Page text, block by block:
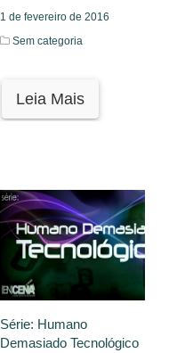
1 de fevereiro de 2016
Sem categoria
Leia Mais
Série: Humano
Demasiado Tecnológico